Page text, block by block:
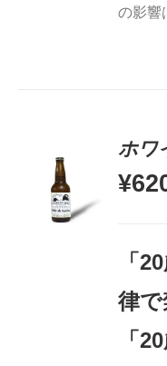
の影響
お買い物
カゴに追
ホワ
¥
「
律で
「